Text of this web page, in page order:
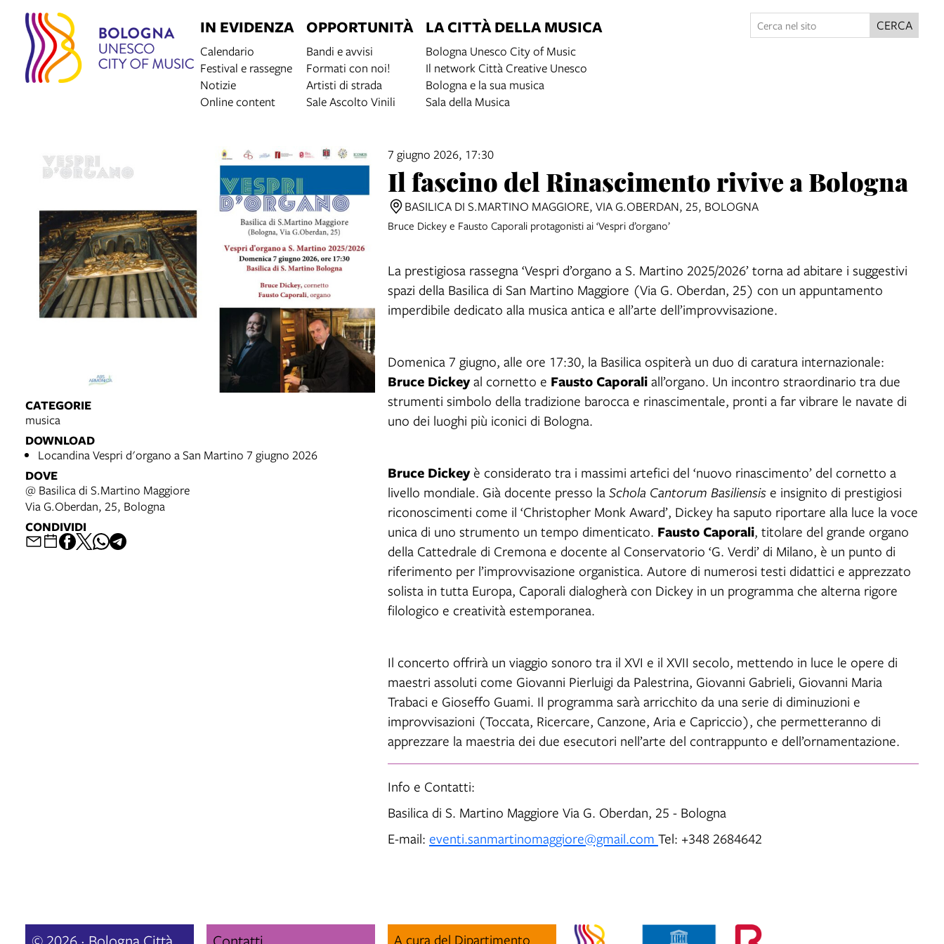
IN EVIDENZA
Calendario
Festival e rassegne
Notizie
Online content
OPPORTUNITÀ
Bandi e avvisi
Formati con noi!
Artisti di strada
Sale Ascolto Vinili
LA CITTÀ DELLA MUSICA
Bologna Unesco City of Music
Il network Città Creative Unesco
Bologna e la sua musica
Sala della Musica
CERCA
CATEGORIE
musica
DOWNLOAD
Locandina Vespri d'organo a San Martino 7 giugno 2026
DOVE
@ Basilica di S.Martino Maggiore
Via G.Oberdan, 25, Bologna
CONDIVIDI
7 giugno 2026, 17:30
Il fascino del Rinascimento rivive a Bologna
BASILICA DI S.MARTINO MAGGIORE, VIA G.OBERDAN, 25, BOLOGNA
Bruce Dickey e Fausto Caporali protagonisti ai ‘Vespri d’organo’
La prestigiosa rassegna ‘Vespri d’organo a S. Martino 2025/2026’ torna ad abitare i suggestivi
spazi della Basilica di San Martino Maggiore (Via G. Oberdan, 25) con un appuntamento
imperdibile dedicato alla musica antica e all’arte dell’improvvisazione.
Domenica 7 giugno, alle ore 17:30, la Basilica ospiterà un duo di caratura internazionale:
Bruce Dickeyal cornetto e Fausto Caporali all’organo. Un incontro straordinario tra due
strumenti simbolo della tradizione barocca e rinascimentale, pronti a far vibrare le navate di
uno dei luoghi più iconici di Bologna.
Bruce Dickeyè considerato tra i massimi artefici del ‘nuovo rinascimento’ del cornetto a
livello mondiale. Già docente presso la Schola Cantorum Basiliensis e insignito di prestigiosi
riconoscimenti come il ‘Christopher Monk Award’, Dickey ha saputo riportare alla luce la voce
unica di uno strumento un tempo dimenticato. Fausto Caporali, titolare del grande organo
della Cattedrale di Cremona e docente al Conservatorio ‘G. Verdi’ di Milano, è un punto di
riferimento per l’improvvisazione organistica. Autore di numerosi testi didattici e apprezzato
solista in tutta Europa, Caporali dialogherà con Dickey in un programma che alterna rigore
filologico e creatività estemporanea.
Il concerto offrirà un viaggio sonoro tra il XVI e il XVII secolo, mettendo in luce le opere di
maestri assoluti come Giovanni Pierluigi da Palestrina, Giovanni Gabrieli, Giovanni Maria
Trabaci e Gioseffo Guami. Il programma sarà arricchito da una serie di diminuzioni e
improvvisazioni (Toccata, Ricercare, Canzone, Aria e Capriccio), che permetteranno di
apprezzare la maestria dei due esecutori nell’arte del contrappunto e dell’ornamentazione.
Info e Contatti:
Basilica di S. Martino Maggiore Via G. Oberdan, 25 - Bologna
E-mail: eventi.sanmartinomaggiore@gmail.com Tel: +348 2684642
A cura del Dipartimento